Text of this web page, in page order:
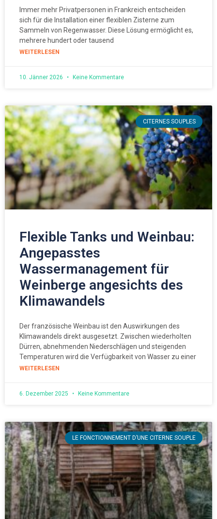
Immer mehr Privatpersonen in Frankreich entscheiden
sich für die Installation einer flexiblen Zisterne zum
Sammeln von Regenwasser. Diese Lösung ermöglicht es,
mehrere hundert oder tausend
WEITERLESEN
10. Jänner 2026 Keine Kommentare
CITERNES SOUPLES
Flexible Tanks und Weinbau:
Angepasstes
Wassermanagement für
Weinberge angesichts des
Klimawandels
Der französische Weinbau ist den Auswirkungen des
Klimawandels direkt ausgesetzt. Zwischen wiederholten
Dürren, abnehmenden Niederschlägen und steigenden
Temperaturen wird die Verfügbarkeit von Wasser zu einer
WEITERLESEN
6. Dezember 2025 Keine Kommentare
LE FONCTIONNEMENT D’UNE CITERNE SOUPLE